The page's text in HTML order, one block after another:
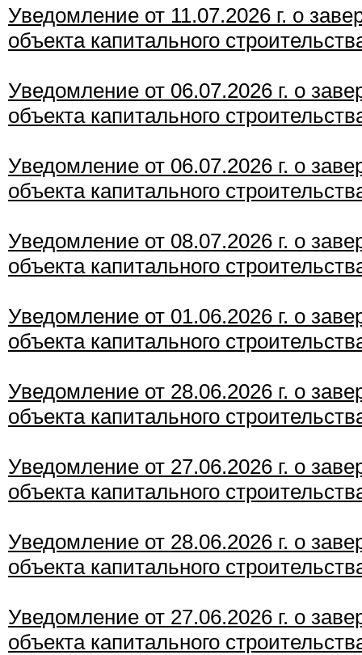
Уведомление от 11.07.2026 г. о
объекта капитального
Уведомление от 06.07.2026 г. о
объекта капитального
Уведомление от 06.07.2026 г. о
объекта капитального
Уведомление от 08.07.2026 г. о
объекта капитального
Уведомление от 01.06.2026 г. о
объекта капитального
Уведомление от 28.06.2026 г. о
объекта капитального
Уведомление от 27.06.2026 г. о
объекта капитального
Уведомление от 28.06.2026 г. о
объекта капитального
Уведомление от 27.06.2026 г. о
объекта капитального